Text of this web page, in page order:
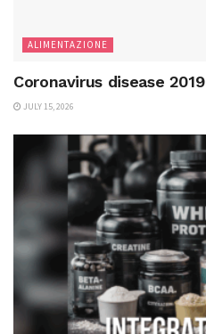
ALIMENTAZIONE
Coronavirus disease 2019
JULY 15, 2026